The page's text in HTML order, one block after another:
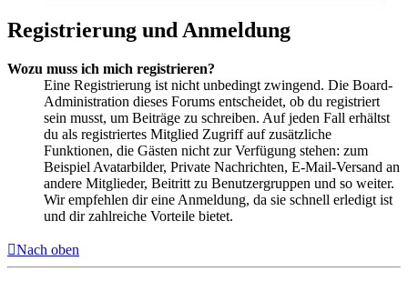
Registrierung und Anmeldung
Wozu muss ich mich registrieren?
Eine Registrierung ist nicht unbedingt zwingend. Die Board-
Administration dieses Forums entscheidet, ob du registriert
sein musst, um Beiträge zu schreiben. Auf jeden Fall erhältst
du als registriertes Mitglied Zugriff auf zusätzliche
Funktionen, die Gästen nicht zur Verfügung stehen: zum
Beispiel Avatarbilder, Private Nachrichten, E-Mail-Versand an
andere Mitglieder, Beitritt zu Benutzergruppen und so weiter.
Wir empfehlen dir eine Anmeldung, da sie schnell erledigt ist
und dir zahlreiche Vorteile bietet.
Nach oben